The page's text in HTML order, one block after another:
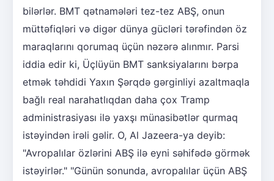
bilərlər. BMT qətnamələri tez-tez ABŞ, onun
müttəfiqləri və digər dünya gücləri tərəfindən öz
maraqlarını qorumaq üçün nəzərə alınmır. Parsi
iddia edir ki, Üçlüyün BMT sanksiyalarını bərpa
etmək təhdidi Yaxın Şərqdə gərginliyi azaltmaqla
bağlı real narahatlıqdan daha çox Tramp
administrasiyası ilə yaxşı münasibətlər qurmaq
istəyindən irəli gəlir. O, Al Jazeera-ya deyib:
"Avropalılar özlərini ABŞ ilə eyni səhifədə görmək
istəyirlər." "Günün sonunda, avropalılar üçün ABŞ